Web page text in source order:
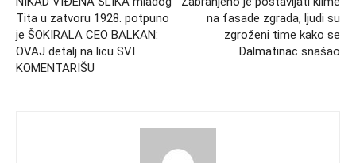
Tita u zatvoru 1928. potpuno
je ŠOKIRALA CEO BALKAN:
OVAJ detalj na licu SVI
KOMENTARIŠU
na fasade zgrada, ljudi su
zgroženi time kako se
Dalmatinac snašao